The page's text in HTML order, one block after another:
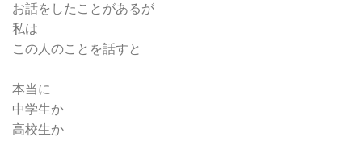
お話をしたことがあるが
私は
この人のことを話すと
本当に
中学生か
高校生か